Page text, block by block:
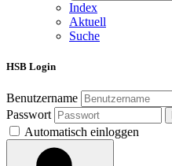
Index
Aktuell
Suche
HSB Login
Benutzername
Passwort
Automatisch einloggen